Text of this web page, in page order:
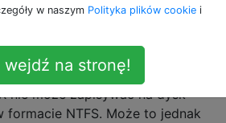
NTFS?
nie może zapisywać na dysk
formacie NTFS. Może to jednak
w naszym Polityka plików cookie i
wejdź na stronę!